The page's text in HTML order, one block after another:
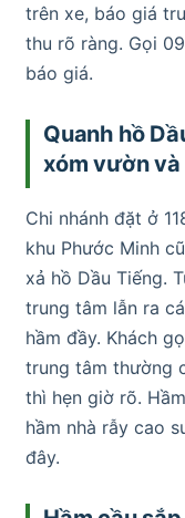
trên xe, báo giá
thu rõ ràng. Gọi
báo giá.
Quanh hồ
xóm vườn
Chi nhánh đặt ở
khu Phước Minh
xả hồ Dầu Tiếng.
trung tâm lẫn ra
hầm đầy. Khách
trung tâm thường
thì hẹn giờ rõ.
hầm nhà rẫy cao
đây.